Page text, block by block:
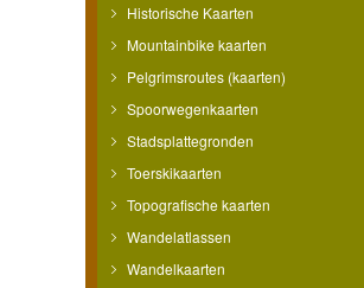
Historische Kaarten
Mountainbike kaarten
Pelgrimsroutes (kaarten)
Spoorwegenkaarten
Stadsplattegronden
Toerskikaarten
Topografische kaarten
Wandelatlassen
Wandelkaarten